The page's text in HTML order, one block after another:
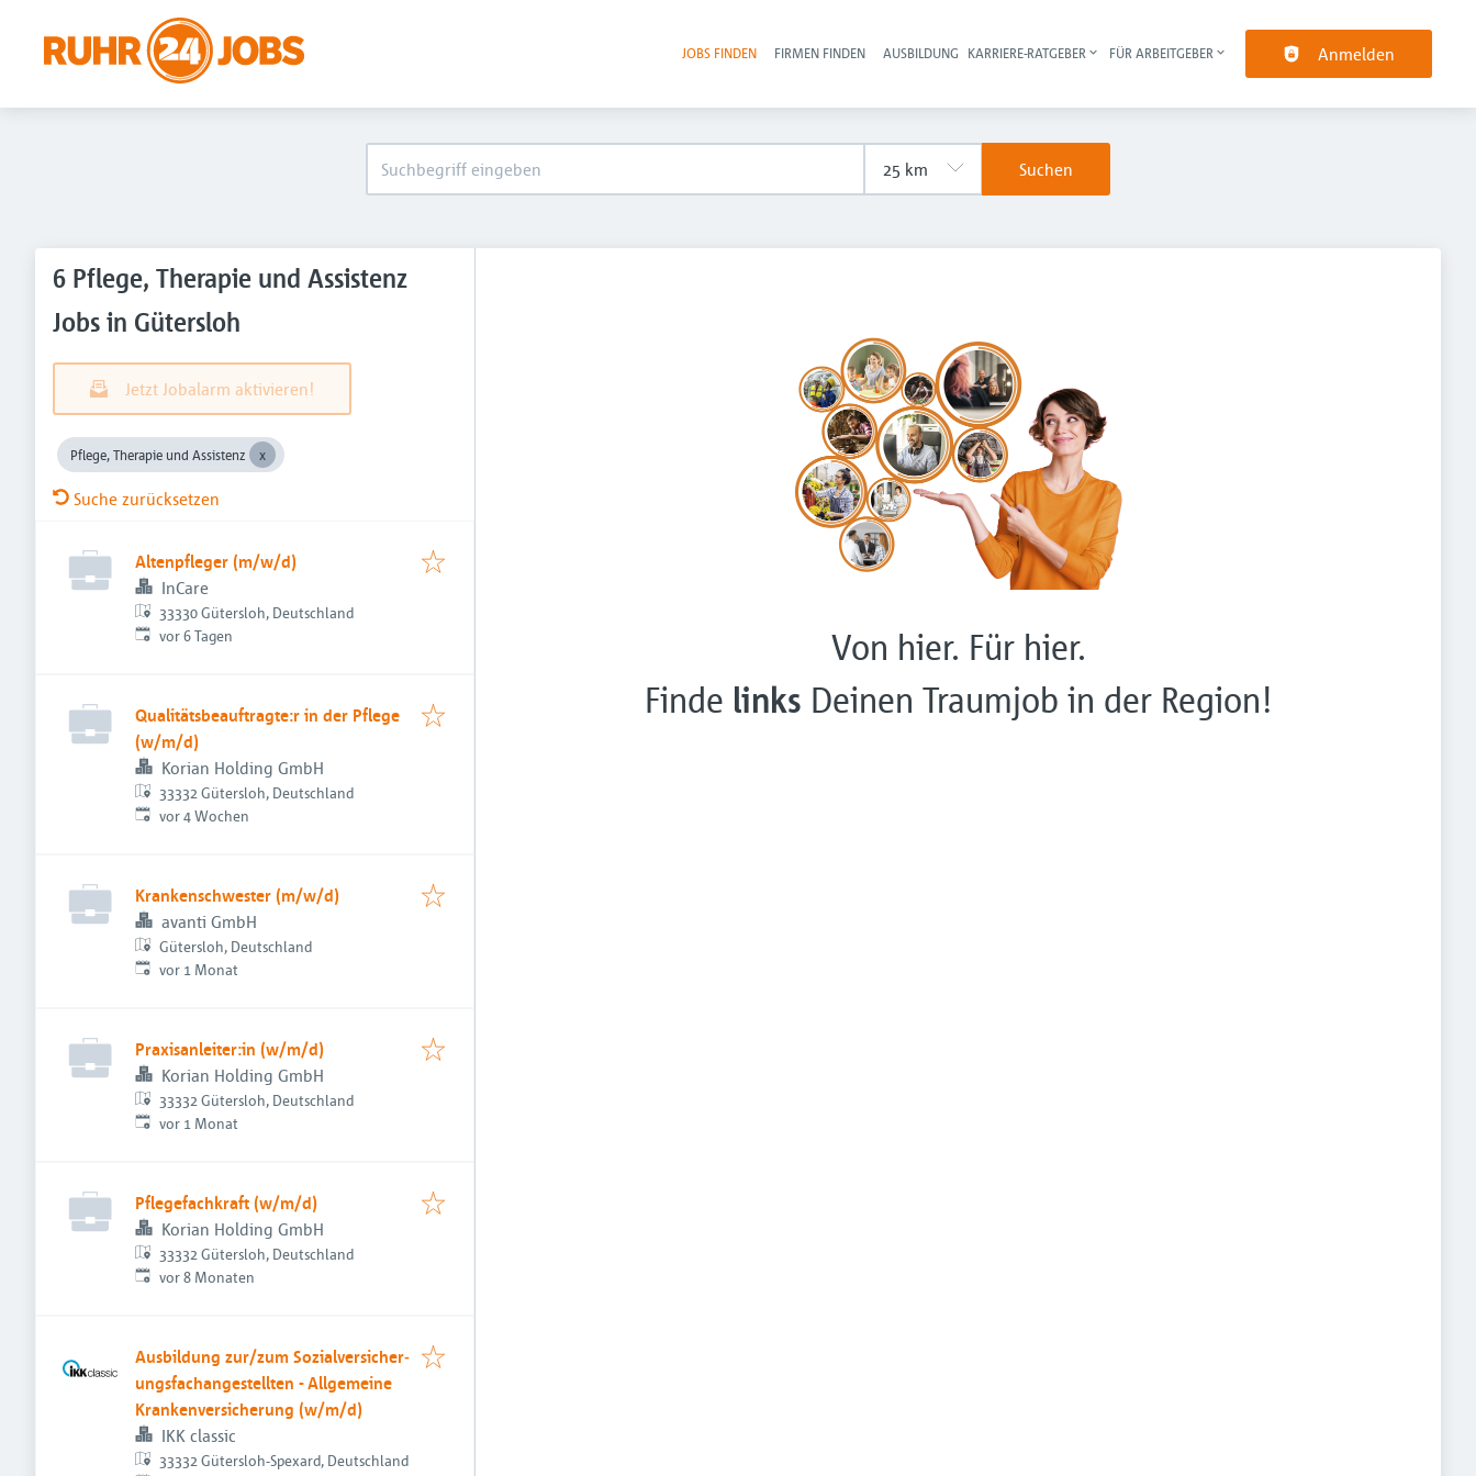
Haupt-Navigation
JOBS FINDEN FIRMEN FINDEN AUSBILDUNG KARRIERE-RATGEBER FÜR ARBEITGEBER Anmelden
Suchen
6 Pflege, Therapie und Assistenz
Jobs in Gütersloh
Jetzt Jobalarm aktivieren!
Pflege, Therapie und Assistenz
Suche zurücksetzen
Altenpfleger (m/w/d)
InCare
33330 Gütersloh, Deutschland
Veröffentlicht:
vor 6 Tagen
Qualitätsbeauftragte:r in der Pflege
(w/m/d)
Korian Holding GmbH
33332 Gütersloh, Deutschland
Veröffentlicht:
vor 4 Wochen
Krankenschwester (m/w/d)
avanti GmbH
Gütersloh, Deutschland
Veröffentlicht:
vor 1 Monat
Praxisanleiter:in (w/m/d)
Korian Holding GmbH
33332 Gütersloh, Deutschland
Veröffentlicht:
vor 1 Monat
Pflegefachkraft (w/m/d)
Korian Holding GmbH
33332 Gütersloh, Deutschland
Veröffentlicht:
vor 8 Monaten
Aus­bild­ung zur/zum Sozial­versicher­
ungs­fach­angestellten­ - All­gemeine
Kranken­versicher­ung (w/m/d)
IKK classic
33332 Gütersloh-Spexard, Deutschland
Von hier. Für hier.
Finde links Deinen Traumjob in der Region!